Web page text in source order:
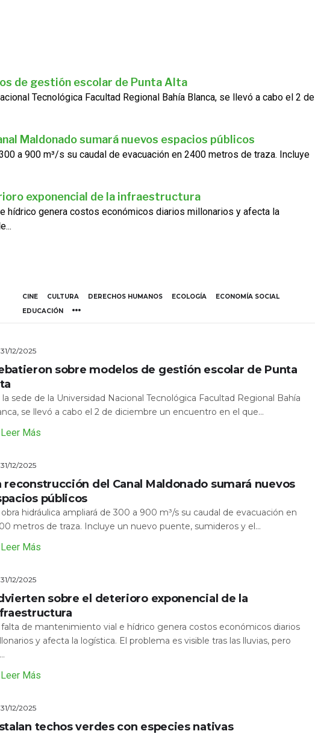
de gestión escolar de Punta Alta
Tecnológica Facultad Regional Bahía Blanca, se llevó a cabo el 2 de
Maldonado sumará nuevos espacios públicos
a 900 m³/s su caudal de evacuación en 2400 metros de traza. Incluye
exponencial de la infraestructura
hídrico genera costos económicos diarios millonarios y afecta la
CINE CULTURA DERECHOS HUMANOS ECOLOGÍA
ECONOMÍA SOCIAL
EDUCACIÓN
31/12/2025
sobre modelos de gestión escolar de Punta
la sede de la Universidad Nacional Tecnológica Facultad Regional Bahía
se llevó a cabo el 2 de diciembre un encuentro en el que...
Leer Más
31/12/2025
reconstrucción del Canal Maldonado sumará nuevos
públicos
obra hidráulica ampliará de 300 a 900 m³/s su caudal de evacuación en
metros de traza. Incluye un nuevo puente, sumideros y el...
Leer Más
31/12/2025
sobre el deterioro exponencial de la
falta de mantenimiento vial e hídrico genera costos económicos diarios
y afecta la logística. El problema es visible tras las lluvias, pero
Leer Más
31/12/2025
techos verdes con especies nativas